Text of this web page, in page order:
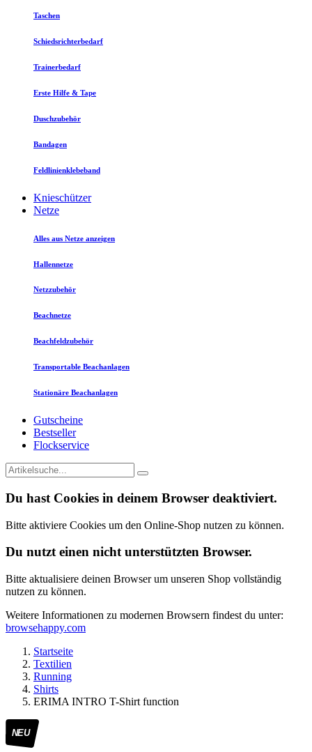
Taschen
Schiedsrichterbedarf
Trainerbedarf
Erste Hilfe & Tape
Duschzubehör
Bandagen
Feldlinienklebeband
Knieschützer
Netze
Alles aus Netze anzeigen
Hallennetze
Netzzubehör
Beachnetze
Beachfeldzubehör
Transportable Beachanlagen
Stationäre Beachanlagen
Gutscheine
Bestseller
Flockservice
Du hast Cookies in deinem Browser deaktiviert.
Bitte aktiviere Cookies um den Online-Shop nutzen zu können.
Du nutzt einen nicht unterstützten Browser.
Bitte aktualisiere deinen Browser um unseren Shop vollständig
nutzen zu können.
Weitere Informationen zu modernen Browsern findest du unter:
browsehappy.com
Startseite
Textilien
Running
Shirts
ERIMA INTRO T-Shirt function
NEU